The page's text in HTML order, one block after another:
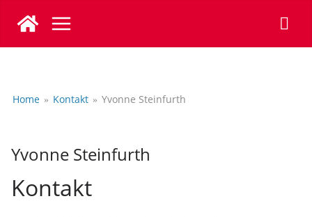
Inhalt
springen
Home Kontakt Yvonne Steinfurth
Yvonne Steinfurth
Kontakt